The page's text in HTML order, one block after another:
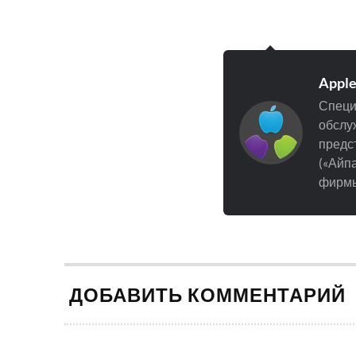
ДОБАВИТЬ КОММЕНТАРИЙ